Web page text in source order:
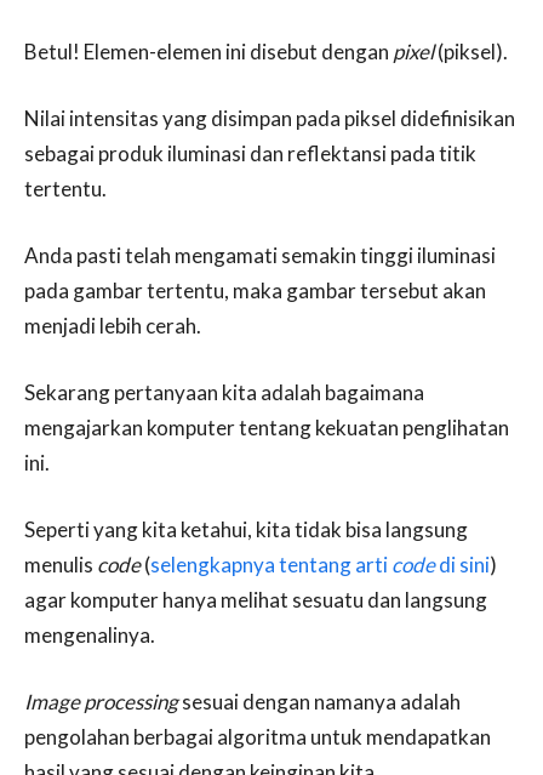
Betul! Elemen-elemen ini disebut dengan pixel(piksel).
Nilai intensitas yang disimpan pada piksel didefinisikan
sebagai produk iluminasi dan reflektansi pada titik
tertentu.
Anda pasti telah mengamati semakin tinggi iluminasi
pada gambar tertentu, maka gambar tersebut akan
menjadi lebih cerah.
Sekarang pertanyaan kita adalah bagaimana
mengajarkan komputer tentang kekuatan penglihatan
ini.
Seperti yang kita ketahui, kita tidak bisa langsung
menulis code(selengkapnya tentang articodedi sini)
agar komputer hanya melihat sesuatu dan langsung
mengenalinya.
Image processingsesuai dengan namanya adalah
pengolahan berbagai algoritma untuk mendapatkan